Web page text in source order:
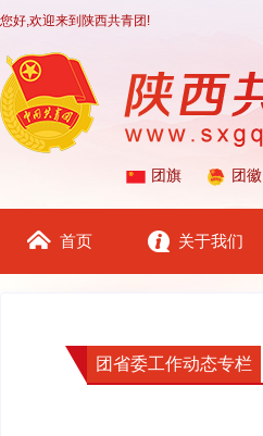
您好,欢迎来到陕西共青团!
团旗 团徽
首页 关于我们
团省委工作动态专栏